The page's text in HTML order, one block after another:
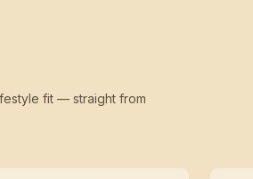
fit — straight from